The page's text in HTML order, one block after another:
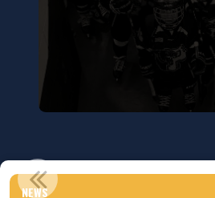
NEWS
IMPORTANT VSC